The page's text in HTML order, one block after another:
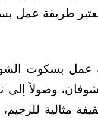
طريقة عمل
عمل بسكوت
وصولاً إلى
مثالية